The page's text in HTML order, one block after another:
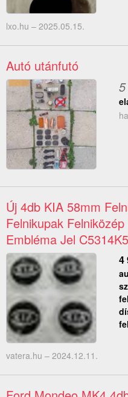
lxo.hu – 2025.05.15.
Autó utánfutó
Új 4db KIA 58mm
Felnikupak
Embléma Jel
4
vatera.hu – 2024.12.11.